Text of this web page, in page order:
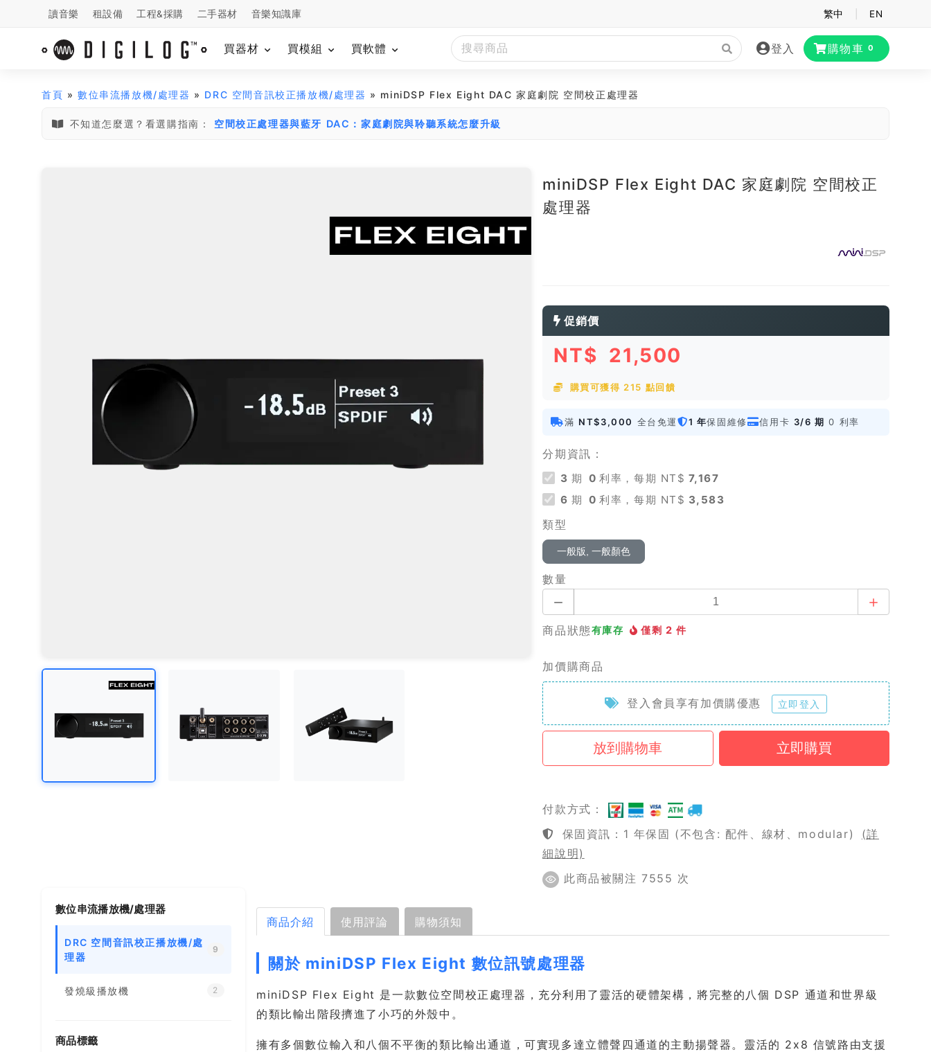
讀音樂 租設備 工程&採購 二手器材 音樂知識庫 繁中 EN
買器材 買模組 買軟體 登入 購物車 0
首頁 »數位串流播放機/處理器 » DRC 空間音訊校正播放機/處理器 » miniDSP Flex Eight DAC 家庭劇院 空間校正處理器
不知道怎麼選？看選購指南： 空間校正處理器與藍牙 DAC：家庭劇院與聆聽系統怎麼升級
miniDSP Flex Eight DAC 家庭劇院 空間校正
處理器
促銷價
NT$ 21,500
購買可獲得 215 點回饋
滿 NT$3,000 全台免運 1 年保固維修 信用卡 3/6 期 0 利率
分期資訊：
3 期 0 利率，每期 NT$ 7,167
6 期 0 利率，每期 NT$ 3,583
類型
一般版, 一般顏色
數量
商品狀態有庫存 僅剩 2 件
加價購商品
登入會員享有加價購優惠 立即登入
付款方式：
保固資訊：1 年保固 (不包含: 配件、線材、modular)
(詳
細說明)
此商品被關注 7555 次
數位串流播放機/處理器
DRC 空間音訊校正播放機/處
理器
9
發燒級播放機 2
商品標籤
商品介紹 使用評論 購物須知
關於 miniDSP Flex Eight 數位訊號處理器
miniDSP Flex Eight 是一款數位空間校正處理器，充分利用了靈活的硬體架構，將完整的八個 DSP 通道和世界級
的類比輸出階段擠進了小巧的外殼中。
擁有多個數位輸入和八個不平衡的類比輸出通道，可實現多達立體聲四通道的主動揚聲器。靈活的 2x8 信號路由支援